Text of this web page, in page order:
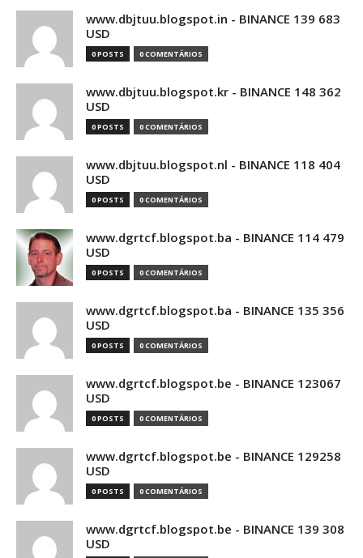
www.dbjtuu.blogspot.in - BINANCE 139 683
USD
0 POSTS 0 COMENTÁRIOS
www.dbjtuu.blogspot.kr - BINANCE 148 362
USD
0 POSTS 0 COMENTÁRIOS
www.dbjtuu.blogspot.nl - BINANCE 118 404
USD
0 POSTS 0 COMENTÁRIOS
www.dgrtcf.blogspot.ba - BINANCE 114 479
USD
0 POSTS 0 COMENTÁRIOS
www.dgrtcf.blogspot.ba - BINANCE 135 356
USD
0 POSTS 0 COMENTÁRIOS
www.dgrtcf.blogspot.be - BINANCE 123067
USD
0 POSTS 0 COMENTÁRIOS
www.dgrtcf.blogspot.be - BINANCE 129258
USD
0 POSTS 0 COMENTÁRIOS
www.dgrtcf.blogspot.be - BINANCE 139 308
USD